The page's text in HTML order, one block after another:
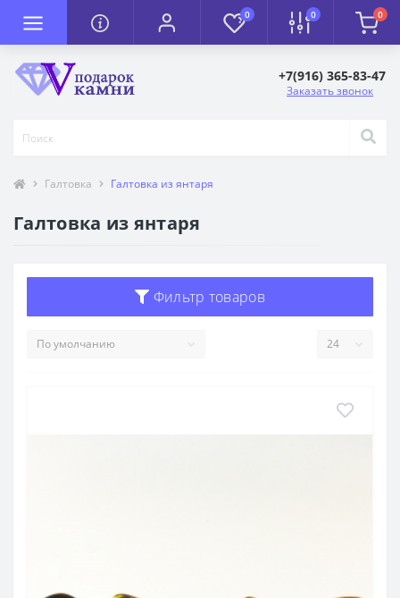
0 0 0
+7(916) 365-83-47
Заказать звонок
Галтовка Галтовка из янтаря
Галтовка из янтаря
Фильтр товаров